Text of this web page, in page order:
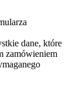
dane, które
zamówieniem